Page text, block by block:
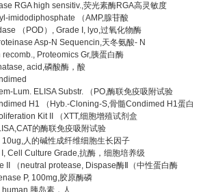
RGA high sensitiv.,荧光素酶RGA高灵敏度
imidodiphosphate （AMP,腺苷酸
（POD）, Grade I, lyo,过氧化物酶
Asp-N Sequencin,天冬氨酸- N
recomb., Proteomics Gr,胰蛋白酶
acid,磷酸酶，酸
Lum. ELISA Substr. （PO,酶联免疫吸附试验
H1 （Hyb.-Cloning-S,骨髓Condimed H1蛋白
Kit II （XTT,细胞增殖试剂盒
的酶联免疫吸附试验
10ug,人的碱性成纤维细胞生长因子
I, Cell Culture Grade,抗酶，细胞培养级
II （neutral protease, Dispase酶Ⅱ（中性蛋白酶
P, 100mg,胶原酶磷
human,胰岛素，人